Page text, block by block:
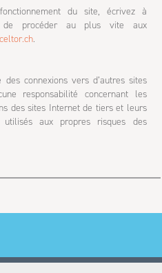
du site, écrivez à
de procéder au plus vite aux
.
connexions vers d’autres sites
responsabilité concernant les
des sites Internet de tiers et leurs
aux propres risques des